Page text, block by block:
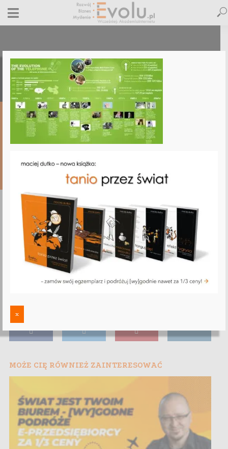
infografiki.pl
29 października 2012 Dodaj komentarz Maciej Dutko
KOMENTARZ
MOŻE CIĘ RÓWNIEŻ ZAINTERESOWAĆ
x